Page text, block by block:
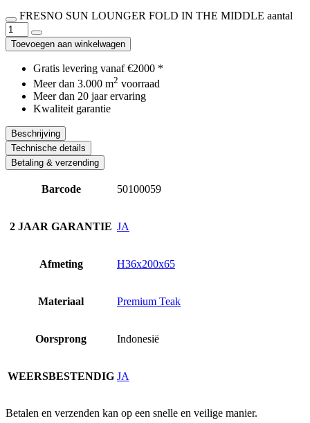
FRESNO SUN LOUNGER FOLD IN THE MIDDLE aantal
Toevoegen aan winkelwagen
Gratis levering vanaf €2000 *
Meer dan 3.000 m2 voorraad
Meer dan 20 jaar ervaring
Kwaliteit garantie
Beschrijving
Technische details
Betaling & verzending
Barcode 50100059
2 JAAR GARANTIE JA
Afmeting H36x200x65
Materiaal Premium Teak
Oorsprong Indonesië
WEERSBESTENDIG JA
Betalen en verzenden kan op een snelle en veilige manier.